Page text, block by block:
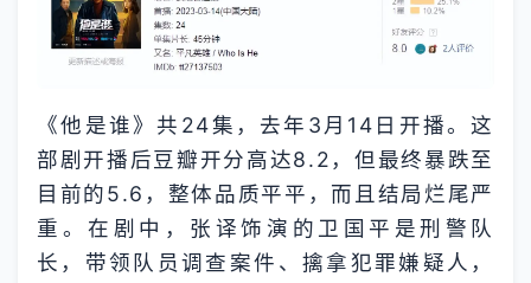
《他是谁》共24集，去年3月14日开播。这
部剧开播后豆瓣开分高达8.2，但最终暴跌至
目前的5.6，整体品质平平，而且结局烂尾严
重。在剧中，张译饰演的卫国平是刑警队
长，带领队员调查案件、擒拿犯罪嫌疑人，